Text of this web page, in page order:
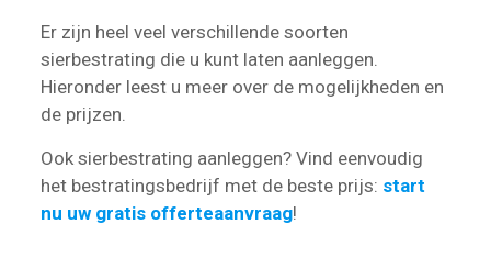
Er zijn heel veel verschillende soorten
sierbestrating die u kunt laten aanleggen.
Hieronder leest u meer over de mogelijkheden en
de prijzen.
Ook sierbestrating aanleggen? Vind eenvoudig
het bestratingsbedrijf met de beste prijs: start
nu uw gratis offerteaanvraag!